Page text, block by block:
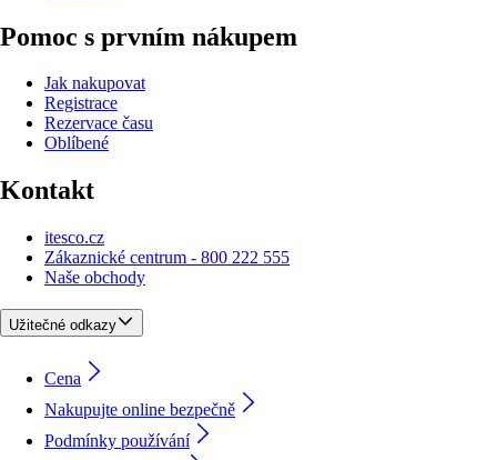
Pomoc s prvním nákupem
Jak nakupovat
Registrace
Rezervace času
Oblíbené
Kontakt
itesco.cz
Zákaznické centrum - 800 222 555
Naše obchody
Užitečné odkazy
Cena
Nakupujte online bezpečně
Podmínky používání